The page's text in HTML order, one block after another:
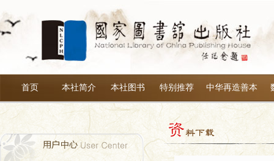
首页 本社简介 本社图书 特别推荐 中华再造善本